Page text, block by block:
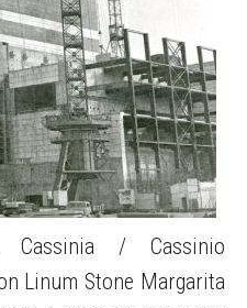
Cassinia / Cassinio
Linum Stone Margarita